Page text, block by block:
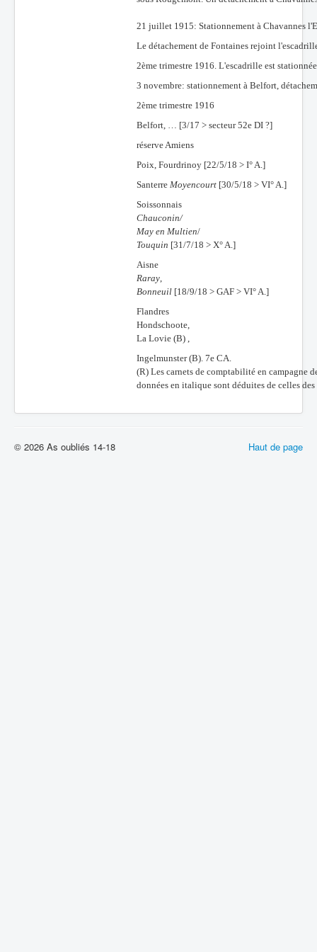
21 juillet 1915: Stationnement à Chavannes
Le détachement de Fontaines rejoint
2ème trimestre 1916. L'escadrille est
3 novembre: stationnement à Belfort,
2ème trimestre 1916
Belfort, … [3/17 > secteur 52e DI ?]
réserve Amiens
Poix, Fourdrinoy [22/5/18 > I° A.]
Santerre Moyencourt [30/5/18 > VI° A.]
Soissonnais
Chauconin/
May en Multien/
Touquin [31/7/18 > X° A.]
Aisne
Raray,
Bonneuil [18/9/18 > GAF > VI° A.]
Flandres
Hondschoote,
La Lovie (B) ,
Ingelmunster (B). 7e CA.
(R) Les carnets de comptabilité en campagne
données en italique sont déduites de celles
Haut de page
© 2026 As oubliés 14-18